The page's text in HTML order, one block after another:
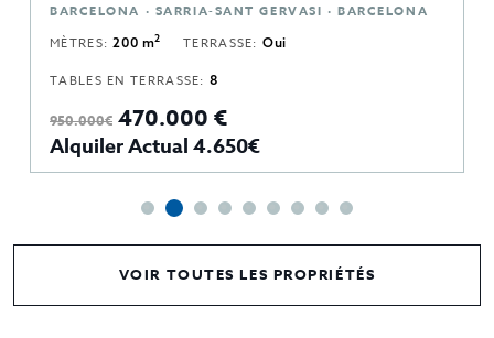
BARCELONA · SARRIA-SANT GERVASI · BARCELONA
MÈTRES:200 m2 TERRASSE:Oui
TABLES EN TERRASSE: 8
950.000€ 470.000 €
Alquiler Actual 4.650€
VOIR TOUTES LES PROPRIÉTÉS